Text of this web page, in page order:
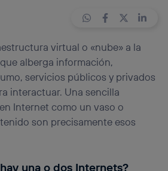
virtual o «nube» a la
alberga información,
servicios públicos y privados
interactuar. Una sencilla
Internet como un vaso o
son precisamente esos
una o dos Internets?